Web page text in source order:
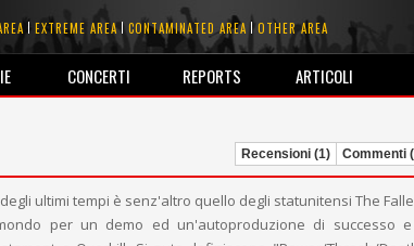
EXTREME AREA CONTAMINATED AREA OTHER AREA
CONCERTI REPORTS ARTICOLI
Recensioni (1) Commenti
ultimi tempi è senz'altro quello degli statunitensi The
per un demo ed un'autoproduzione di successo